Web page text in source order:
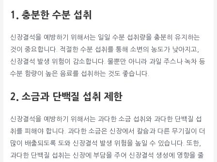
1. 충분한 수분 섭취
신장결석을 예방하기 위해서는 일일 수분 섭취량을 충분히 유지하는
것이 중요합니다. 적절한 수분 섭취를 통해 소변의 농도가 낮아지고,
신장결석 발생 위험이 감소합니다. 물뿐만 아니라 과일 주스나 녹차 등
수분 함량이 높은 음료를 섭취하는 것도 좋습니다.
2. 소금과 단백질 섭취 제한
신장결석을 예방하기 위해서는 과다한 소금 섭취와 과다한 단백질 섭
취를 피해야 합니다. 과다한 소금은 신장에서 칼슘과 다른 무기질이 더
많이 배출되도록 도와 신장결석 발생 위험을 높일 수 있습니다. 또한,
과다한 단백질 섭취는 신장에 부담을 주어 신장결석 생성에 영향을 줄